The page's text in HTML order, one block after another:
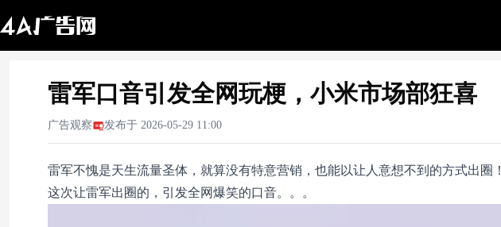
雷军口音引发全网玩梗，小米市场部狂喜
广告观察 发布于 2026-05-29 11:00
雷军不愧是天生流量圣体，就算没有特意营销，也能以让人意想不到的方式出圈！
这次让雷军出圈的，引发全网爆笑的口音。。。